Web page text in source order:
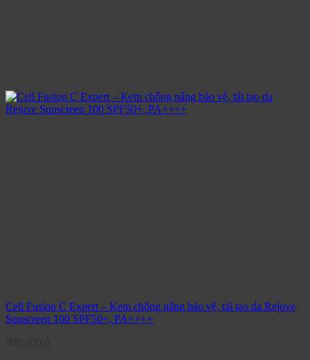
Cell Fusion C Expert – Kem chống nắng bảo vệ, tái tạo da Rejuve
Sunscreen 100 SPF50+, PA++++